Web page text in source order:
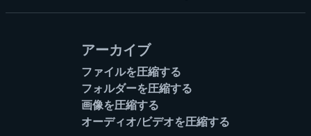
アーカイブ
ファイルを圧縮する
フォルダーを圧縮する
画像を圧縮する
オーディオ/ビデオを圧縮する